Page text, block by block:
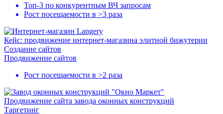
Топ-3 по конкурентным ВЧ запросам
Рост посещаемости в >3 раза
Кейс: продвижение интернет-магазина элитной бижутерии
Создание сайтов
Продвижение сайтов
Рост посещаемости в >2 раза
Продвижение сайта завода оконных конструкций
Таргетинг